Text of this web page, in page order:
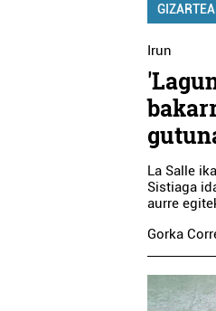
GIZARTEA
Irun
La Salle
Sistiaga
aurre
Gorka